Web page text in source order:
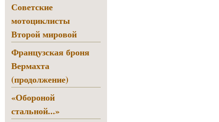
Советские
мотоциклисты
Второй мировой
Французская броня
Вермахта
(продолжение)
«Обороной
стальной...»